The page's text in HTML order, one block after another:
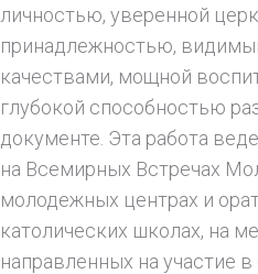
личностью, уверенной
принадлежностью,
качествами, мощной
глубокой способностью
документе. Эта работа
на Всемирных Встречах
молодежных центрах и
католических школах, на
направленных на участие